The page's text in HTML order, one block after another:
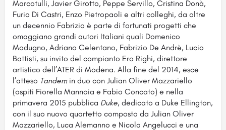
Marcotulli, Javier Girotto, Peppe Servillo, Cristina Donà,
Furio Di Castri, Enzo Pietropaoli e altri colleghi, da oltre
un decennio Fabrizio è parte di fortunati progetti che
omaggiano grandi autori Italiani quali Domenico
Modugno, Adriano Celentano, Fabrizio De Andrè, Lucio
Battisti, su invito del compianto Ero Righi, direttore
artistico dell’ATER di Modena. Alla fine del 2014, esce
l’atteso Tandem in duo con Julian Oliver Mazzariello
(ospiti Fiorella Mannoia e Fabio Concato) e nella
primavera 2015 pubblica Duke, dedicato a Duke Ellington,
con il suo nuovo quartetto composto da Julian Oliver
Mazzariello, Luca Alemanno e Nicola Angelucci e una